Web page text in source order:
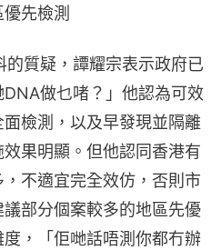
先檢測
質疑，譚耀宗表示政府已
做乜啫？」他認為可效
檢測，以及早發現並隔離
果明顯。但他認同香港有
不適宜完全效仿，否則市
部分個案較多的地區先優
，「佢哋話唔測你都冇辦